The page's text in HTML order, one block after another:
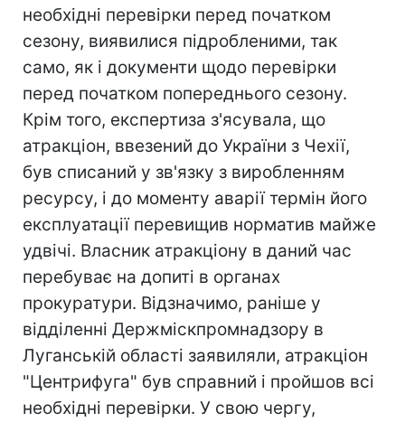
необхідні перевірки перед початком
сезону, виявилися підробленими, так
само, як і документи щодо перевірки
перед початком попереднього сезону.
Крім того, експертиза з'ясувала, що
атракціон, ввезений до України з Чехії,
був списаний у зв'язку з виробленням
ресурсу, і до моменту аварії термін його
експлуатації перевищив норматив майже
удвічі. Власник атракціону в даний час
перебуває на допиті в органах
прокуратури. Відзначимо, раніше у
відділенні Держміскпромнадзору в
Луганській області заявиляли, атракціон
"Центрифуга" був справний і пройшов всі
необхідні перевірки. У свою чергу,